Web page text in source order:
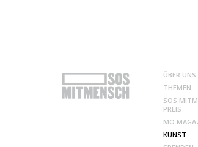
ÜBER UNS
THEMEN
SOS
PREIS
MO
KUNST